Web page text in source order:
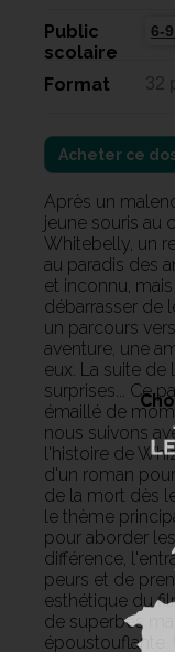
Public
scolaire
6-
Format 32
Acheter ce
Après un
jeune souris au
Whitebelly, un
au paradis des
et inconnu,
débarrasser de
un parcours
aventure, une
eux. La suite de
surprises... Ce
émaillé de
nous suivons
l'histoire de
d'un roman
de la mort dès
le thème
pour aborder
différence,
peurs et de
esthétique du
de superbes
époustouflante.